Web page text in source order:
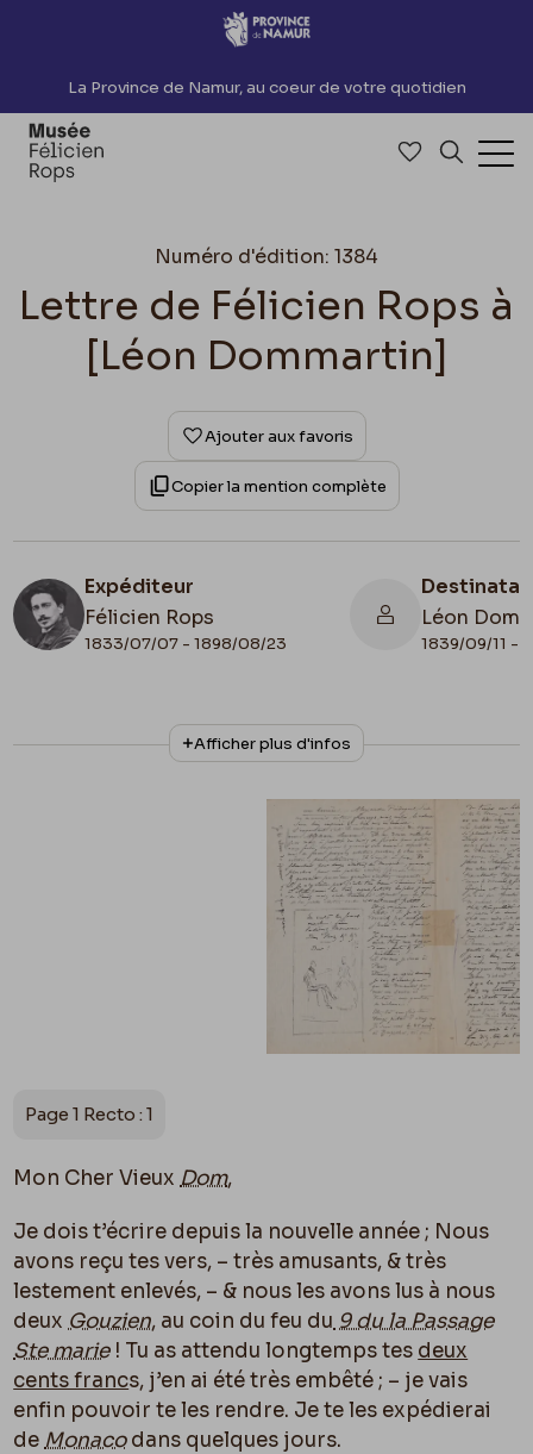
Accèder directement au contenu
La Province de Namur, au coeur de votre quotidien
Accéder à
Numéro d'édition: 1384
Lettre de Félicien Rops à
[Léon Dommartin]
Ajouter aux favoris
Copier la mention complète
Expéditeur
Félicien Rops
1833/07/07 - 1898/08/23
Léon
1839/09/11 -
N° d'inventaire
ML/03091/0003
Collationnage
Autographe
Belgique, Bruxelles, Archives et Musée de la
Afficher plus d'infos
Page 1 Recto : 1
Mon Cher Vieux Dom,
Je dois t’écrire depuis la nouvelle année ; Nous
avons reçu tes vers, – très amusants, & très
lestement enlevés, – & nous les avons lus à nous
deux Gouzien, au coin du feu du 9 du la Passage
Ste marie! Tu as attendu longtemps tes deux
cents francs, j’en ai été très embêté ; – je vais
enfin pouvoir te les rendre. Je te les expédierai
de Monacodans quelques jours.